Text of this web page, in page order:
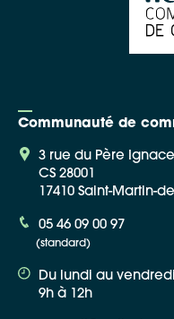
Communauté de
3 rue du Père Ignace
CS 28001
17410 Saint-Martin-
05 46 09 00 97
(standard)
Du lundi au vendredi
9h à 12h